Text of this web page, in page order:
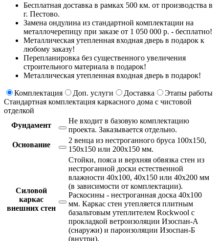
Бесплатная доставка в рамках 500 км. от производства в
г. Пестово.
Замена ондулина из стандартной комплектации на
металлочерепицу при заказе от 1 050 000 р. - бесплатно!
Металлическая утепленная входная дверь в подарок к
любому заказу!
Перепланировка без существенного увеличения
строительного материала в подарок!
Металлическая утепленная входная дверь в подарок!
Комплектация Доп. услуги Доставка
Этапы работы
Стандартная комплектация каркасного дома с чистовой
отделкой
Фундамент
Не входит в базовую комплектацию
проекта. Заказывается отдельно.
Основание
2 венца из нестроганного бруса 100х150,
150х150 или 200х150 мм.
Силовой
каркас
внешних стен
Стойки, пояса и верхняя обвязка стен из
нестроганной доски естественной
влажности 40х100, 40х150 или 40х200 мм
(в зависимости от комплектации).
Раскосины - нестроганная доска 40х100
мм. Каркас стен утепляется плитным
базальтовым утеплителем Rockwool с
прокладкой ветроизоляции Изоспан-А
(снаружи) и пароизоляции Изоспан-Б
(внутри).